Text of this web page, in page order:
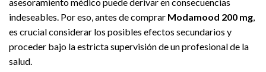
indeseables. Por eso, antes de comprar Modamood 200 mg,
es crucial considerar los posibles efectos secundarios y
proceder bajo la estricta supervisión de un profesional de la
salud.